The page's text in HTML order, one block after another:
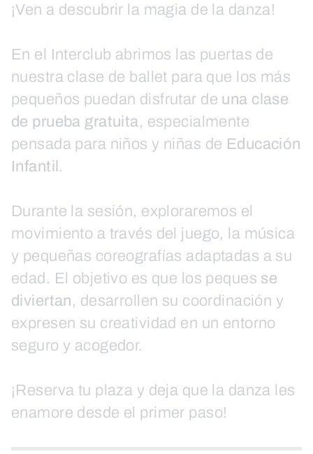
¡Ven a descubrir la magia de la danza!
En el Interclub abrimos las puertas de
nuestra clase de ballet para que los más
pequeños puedan disfrutar de una clase
de prueba gratuita, especialmente
pensada para niños y niñas de Educación
Infantil .
Durante la sesión, exploraremos el
movimiento a través del juego, la música
y pequeñas coreografías adaptadas a su
edad. El objetivo es que los peques se
diviertan, desarrollen su coordinación y
expresen su creatividad en un entorno
seguro y acogedor.
¡Reserva tu plaza y deja que la danza les
enamore desde el primer paso!